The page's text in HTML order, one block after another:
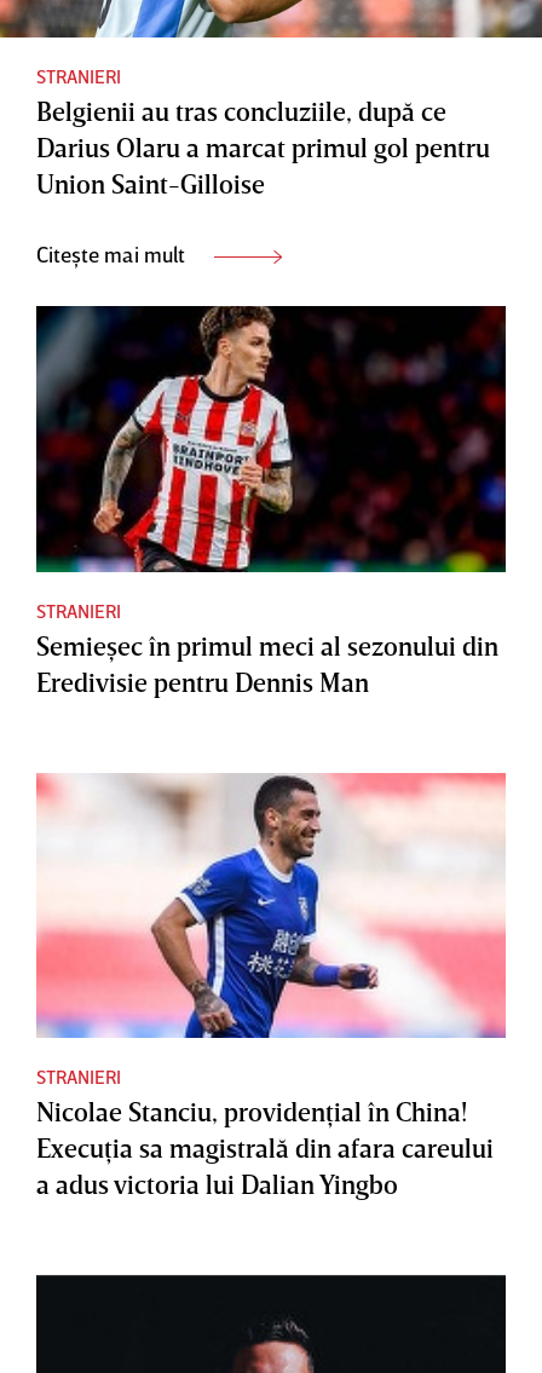
STRANIERI
Belgienii au tras concluziile, după ce
Darius Olaru a marcat primul gol pentru
Union Saint-Gilloise
Citește mai mult
STRANIERI
Semieşec în primul meci al sezonului din
Eredivisie pentru Dennis Man
STRANIERI
Nicolae Stanciu, providenţial în China!
Execuţia sa magistrală din afara careului
a adus victoria lui Dalian Yingbo